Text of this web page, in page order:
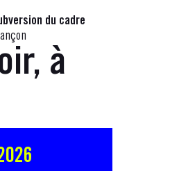
du cadre
à